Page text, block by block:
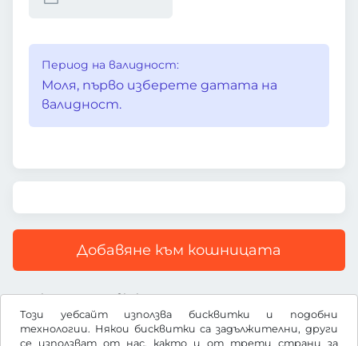
Този уебсайт използва бисквитки и подобни
технологии. Някои бисквитки са задължителни, други
се използват от нас, както и от трети страни за
Период на валидност:
Моля, първо изберете датата на
валидност.
Добавяне към кошницата
Всички цени са с включен ДДС